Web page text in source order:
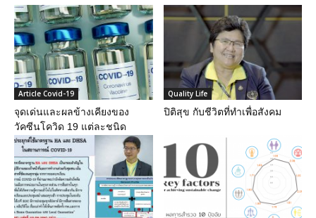
Article Covid-19
จุดเด่นและผลข้างเคียงของ
วัคซีนโควิด 19 แต่ละชนิด
Quality Life
ปิติสุข กับชีวิตที่ทำเพื่อสังคม